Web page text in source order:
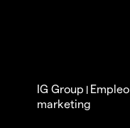
IG Group | Empleo
marketing